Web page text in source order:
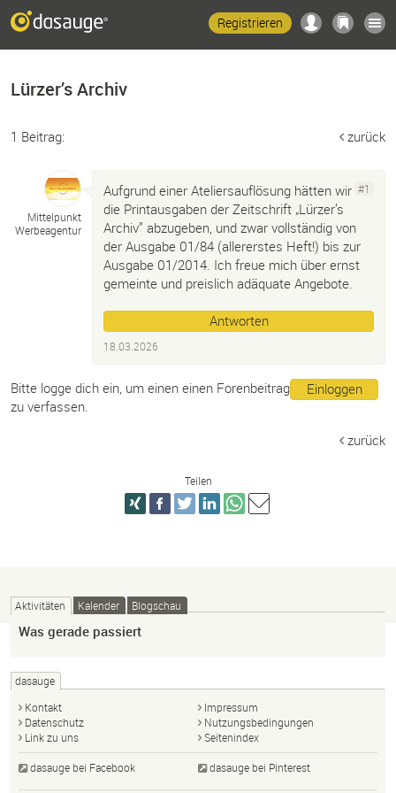
Registrieren
Lürzer’s Archiv
1 Beitrag: zurück
Mittelpunkt
Werbeagentur
#1
Aufgrund einer Ateliersauflösung hätten wir
die Printausgaben der Zeitschrift „Lürzer’s
Archiv” abzugeben, und zwar vollständig von
der Ausgabe 01/84 (allererstes Heft!) bis zur
Ausgabe 01/2014. Ich freue mich über ernst
gemeinte und preislich adäquate Angebote.
Antworten
18.03.2026
Einloggen
Bitte logge dich ein, um einen einen Forenbeitrag
zu verfassen.
zurück
Teilen
Aktivitäten Kalender Blogschau
Was gerade passiert
dasauge
Kontakt
Impressum
Datenschutz
Nutzungsbedingungen
Link zu uns
Seitenindex
dasauge bei Facebook dasauge bei Pinterest